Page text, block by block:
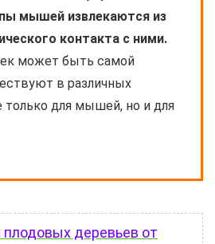
мышей извлекаются из
контакта с ними.
может быть самой
в различных
только для мышей, но и для
деревьев от